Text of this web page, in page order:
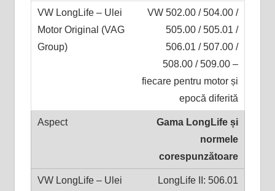
VW 502.00 / 504.00 /
505.00 / 505.01 /
506.01 / 507.00 /
508.00 / 509.00 –
fiecare pentru motor și
epocă diferită
Gama LongLife și
normele
corespunzătoare
LongLife II: 506.01